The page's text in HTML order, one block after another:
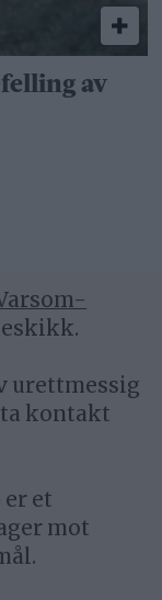
av
urettmessig
kontakt
er et
mot